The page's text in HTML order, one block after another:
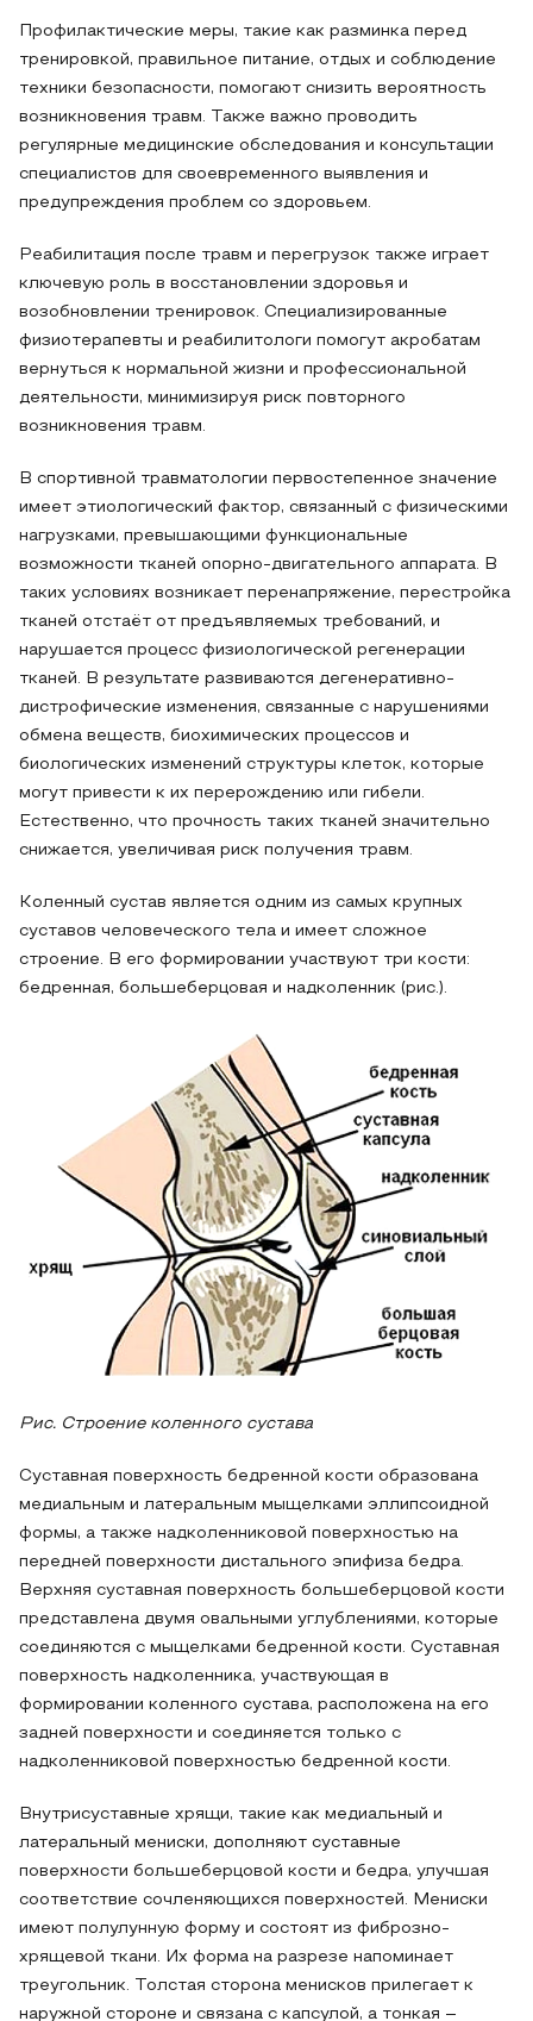
Профилактические меры, такие как разминка перед
тренировкой, правильное питание, отдых и соблюдение
техники безопасности, помогают снизить вероятность
возникновения травм. Также важно проводить
регулярные медицинские обследования и консультации
специалистов для своевременного выявления и
предупреждения проблем со здоровьем.
Реабилитация после травм и перегрузок также играет
ключевую роль в восстановлении здоровья и
возобновлении тренировок. Специализированные
физиотерапевты и реабилитологи помогут акробатам
вернуться к нормальной жизни и профессиональной
деятельности, минимизируя риск повторного
возникновения травм.
В спортивной травматологии первостепенное значение
имеет этиологический фактор, связанный с физическими
нагрузками, превышающими функциональные
возможности тканей опорно-двигательного аппарата. В
таких условиях возникает перенапряжение, перестройка
тканей отстаёт от предъявляемых требований, и
нарушается процесс физиологической регенерации
тканей. В результате развиваются дегенеративно-
дистрофические изменения, связанные с нарушениями
обмена веществ, биохимических процессов и
биологических изменений структуры клеток, которые
могут привести к их перерождению или гибели.
Естественно, что прочность таких тканей значительно
снижается, увеличивая риск получения травм.
Коленный сустав является одним из самых крупных
суставов человеческого тела и имеет сложное
строение. В его формировании участвуют три кости:
бедренная, большеберцовая и надколенник (рис.).
Рис. Строение коленного сустава
Суставная поверхность бедренной кости образована
медиальным и латеральным мыщелками эллипсоидной
формы, а также надколенниковой поверхностью на
передней поверхности дистального эпифиза бедра.
Верхняя суставная поверхность большеберцовой кости
представлена двумя овальными углублениями, которые
соединяются с мыщелками бедренной кости. Суставная
поверхность надколенника, участвующая в
формировании коленного сустава, расположена на его
задней поверхности и соединяется только с
надколенниковой поверхностью бедренной кости.
Внутрисуставные хрящи, такие как медиальный и
латеральный мениски, дополняют суставные
поверхности большеберцовой кости и бедра, улучшая
соответствие сочленяющихся поверхностей. Мениски
имеют полулунную форму и состоят из фиброзно-
хрящевой ткани. Их форма на разрезе напоминает
треугольник. Толстая сторона менисков прилегает к
наружной стороне и связана с капсулой, а тонкая –